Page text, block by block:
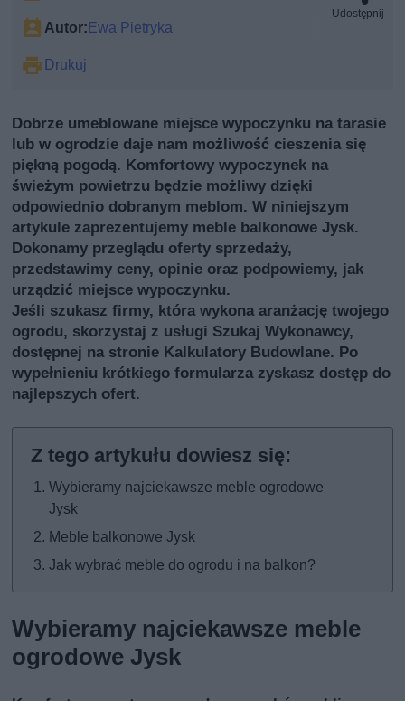
Autor:Ewa Pietryka
Drukuj
Udostępnij
Dobrze umeblowane miejsce wypoczynku na tarasie
lub w ogrodzie daje nam możliwość cieszenia się
piękną pogodą. Komfortowy wypoczynek na
świeżym powietrzu będzie możliwy dzięki
odpowiednio dobranym meblom. W niniejszym
artykule zaprezentujemy meble balkonowe Jysk.
Dokonamy przeglądu oferty sprzedaży,
przedstawimy ceny, opinie oraz podpowiemy, jak
urządzić miejsce wypoczynku.
Jeśli szukasz firmy, która wykona aranżację twojego
ogrodu, skorzystaj z usługi Szukaj Wykonawcy,
dostępnej na stronie Kalkulatory Budowlane. Po
wypełnieniu krótkiego formularza zyskasz dostęp do
najlepszych ofert.
Wybieramy najciekawsze meble ogrodowe
Jysk
Meble balkonowe Jysk
Jak wybrać meble do ogrodu i na balkon?
Wybieramy najciekawsze meble
ogrodowe Jysk